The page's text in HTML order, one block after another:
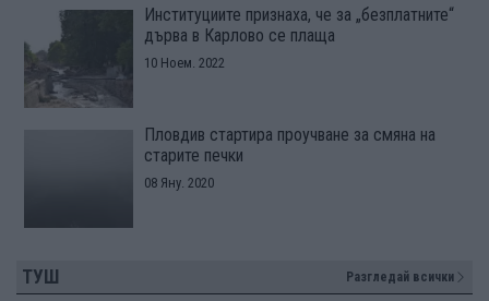
Институциите признаха, че за „безплатните“
дърва в Карлово се плаща
10 Ноем. 2022
Пловдив стартира проучване за смяна на
старите печки
08 Яну. 2020
ТУШ Разгледай всички